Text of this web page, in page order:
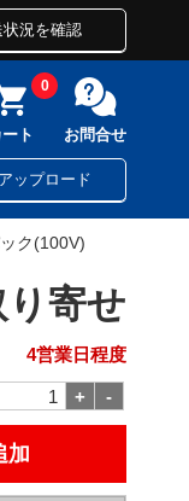
状況を確認
ト
0
お問合せ
ップロード
ク(100V)
寄せ
4営業日程度